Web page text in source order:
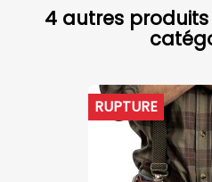
4 autres
RUPTURE